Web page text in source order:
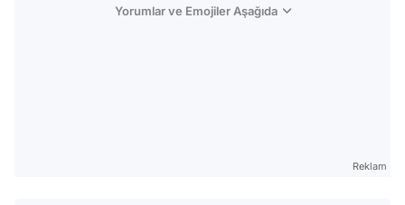
Yorumlar ve Emojiler Aşağıda
Reklam